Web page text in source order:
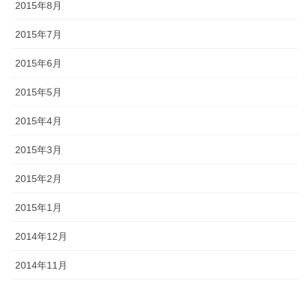
2015年8月
2015年7月
2015年6月
2015年5月
2015年4月
2015年3月
2015年2月
2015年1月
2014年12月
2014年11月